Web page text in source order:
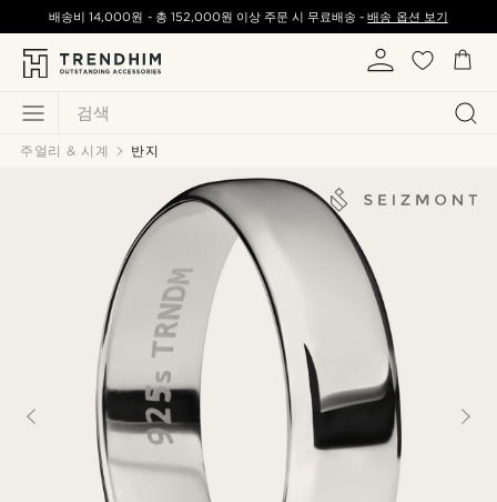
검색
배송비14,000원 - 총 152,000원 이상 주문 시 무료배송 -배송 옵션 보기
주얼리 & 시계 반지